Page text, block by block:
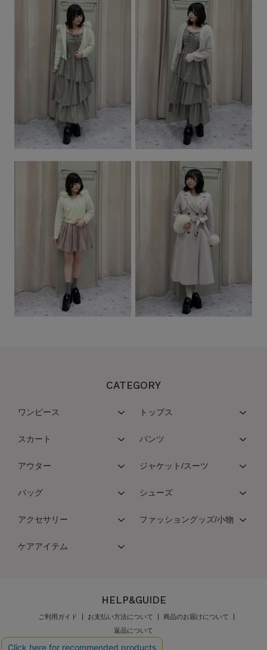
CATEGORY
ワンピース トップス
スカート パンツ
アウター ジャケット/スーツ
バッグ シューズ
アクセサリー ファッショングッズ/小物
ケアアイテム
HELP&GUIDE
ご利用ガイド お支払い方法について
商品のお届けについて
返品について